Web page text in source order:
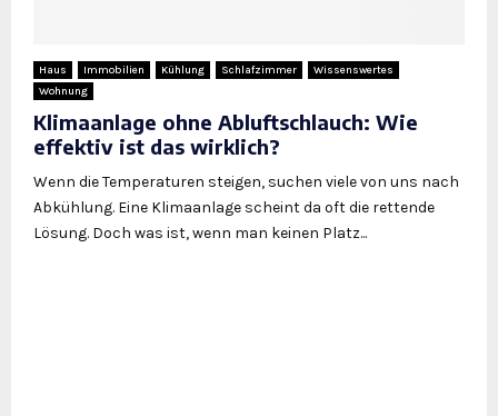
Haus Immobilien Kühlung Schlafzimmer
Wissenswertes
Wohnung
Klimaanlage ohne Abluftschlauch: Wie
effektiv ist das wirklich?
Wenn die Temperaturen steigen, suchen viele von uns nach
Abkühlung. Eine Klimaanlage scheint da oft die rettende
Lösung. Doch was ist, wenn man keinen Platz...